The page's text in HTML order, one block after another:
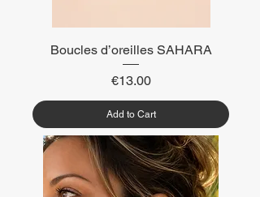
Boucles d’oreilles SAHARA
Price
€13.00
Add to Cart